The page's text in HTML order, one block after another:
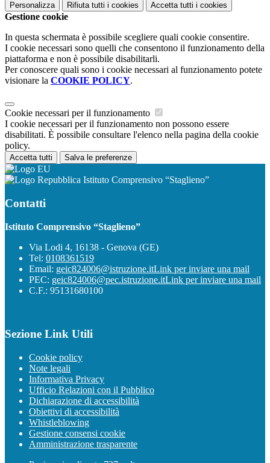
Personalizza Rifiuta tutti i cookies Accetta tutti i cookies
Gestione cookie
In questa schermata è possibile scegliere quali cookie consentire.
I cookie necessari sono quelli che consentono il funzionamento della
piattaforma e non è possibile disabilitarli.
Per conoscere quali sono i cookie necessari al funzionamento potete
visionare la COOKIE POLICY.
Cookie necessari per il funzionamento
I cookie necessari per il funzionamento non possono essere
disabilitati. È possibile consultare l'elenco nella pagina della cookie
policy.
Accetta tutti Salva le preferenze
Istituto Comprensivo “Staglieno”
Contatti
Istituto Comprensivo “Staglieno”
Via Lodi 4, 16138 - Genova (GE)
Tel: 0108361519
Email: geic824006@istruzione.itLink per inviare una mail
PEC: geic824006@pec.istruzione.itLink per inviare una mail
C.F.: 95131680100
Sezione Link Utili
Cookie policy
Note legali
Informativa Privacy
Ufficio Relazioni con il Pubblico
Dichiarazione di accessibilità
Obiettivi di accessibilità
Whistleblowing
Gestione consensi cookie
Amministrazione trasparente